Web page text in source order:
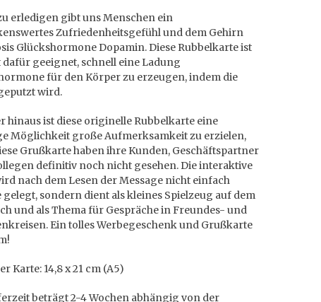
erledigen gibt uns Menschen ein
Zufriedenheitsgefühl und dem Gehirn
Glückshormone Dopamin. Diese Rubbelkarte ist
geeignet, schnell eine Ladung
für den Körper zu erzeugen, indem die
wird.
hinaus ist diese originelle Rubbelkarte eine
Möglichkeit große Aufmerksamkeit zu erzielen,
Grußkarte haben ihre Kunden, Geschäftspartner
definitiv noch nicht gesehen. Die interaktive
nach dem Lesen der Message nicht einfach
gelegt, sondern dient als kleines Spielzeug auf dem
und als Thema für Gespräche in Freundes- und
Ein tolles Werbegeschenk und Grußkarte
Karte: 14,8 x 21 cm (A5)
beträgt 2-4 Wochen abhängig von der